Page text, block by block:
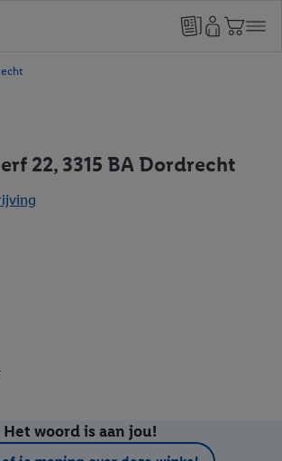
22, 3315 BA Dordrecht
Het woord is aan jou!